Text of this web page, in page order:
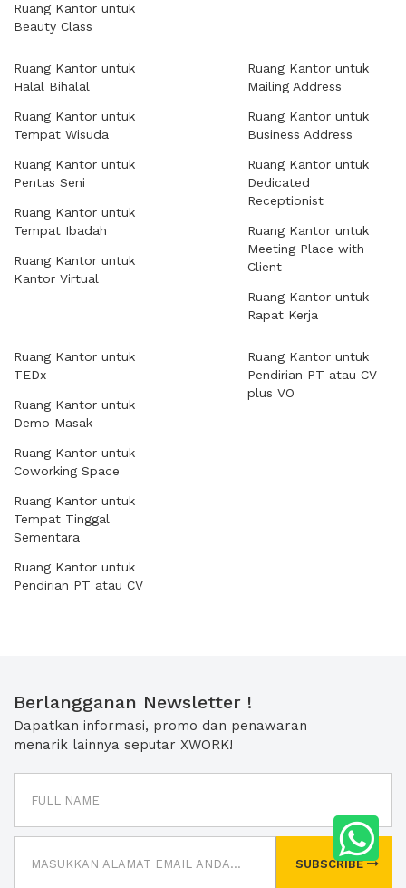
Ruang Kantor untuk
Beauty Class
Ruang Kantor untuk
Halal Bihalal
Ruang Kantor untuk
Tempat Wisuda
Ruang Kantor untuk
Pentas Seni
Ruang Kantor untuk
Tempat Ibadah
Ruang Kantor untuk
Kantor Virtual
Ruang Kantor untuk
Mailing Address
Ruang Kantor untuk
Business Address
Ruang Kantor untuk
Dedicated
Receptionist
Ruang Kantor untuk
Meeting Place with
Client
Ruang Kantor untuk
Rapat Kerja
Ruang Kantor untuk
TEDx
Ruang Kantor untuk
Demo Masak
Ruang Kantor untuk
Coworking Space
Ruang Kantor untuk
Tempat Tinggal
Sementara
Ruang Kantor untuk
Pendirian PT atau CV
Ruang Kantor untuk
Pendirian PT atau CV
plus VO
Berlangganan Newsletter !
Dapatkan informasi, promo dan penawaran
menarik lainnya seputar XWORK!
SUBSCRIBE